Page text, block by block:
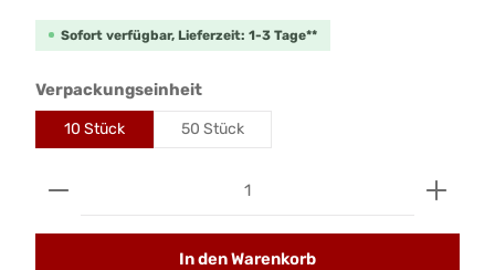
Sofort verfügbar, Lieferzeit: 1-3 Tage**
Verpackungseinheitauswählen
10 Stück 50 Stück
Produkt Anzahl: Gib den gewünschten Wert
In den Warenkorb